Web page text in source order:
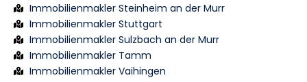
Immobilienmakler Steinheim an der Murr
Immobilienmakler Stuttgart
Immobilienmakler Sulzbach an der Murr
Immobilienmakler Tamm
Immobilienmakler Vaihingen